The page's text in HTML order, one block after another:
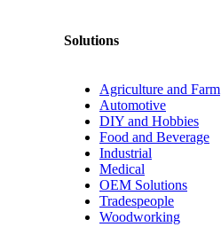
Solutions
Agriculture and Farm
Automotive
DIY and Hobbies
Food and Beverage
Industrial
Medical
OEM Solutions
Tradespeople
Woodworking